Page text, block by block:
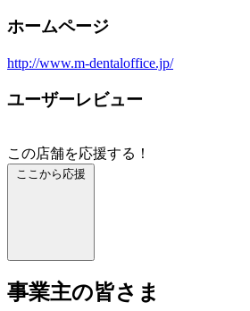
ホームページ
http://www.m-dentaloffice.jp/
ユーザーレビュー
この店舗を応援する！
ここから応援
事業主の皆さま